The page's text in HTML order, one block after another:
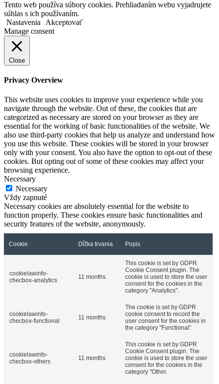
Tento web používa súbory cookies. Prehliadaním webu vyjadrujete
súhlas s ich používaním.
Nastavenia
Akceptovať
Manage consent
Close
Privacy Overview
This website uses cookies to improve your experience while you
navigate through the website. Out of these, the cookies that are
categorized as necessary are stored on your browser as they are
essential for the working of basic functionalities of the website. We
also use third-party cookies that help us analyze and understand how
you use this website. These cookies will be stored in your browser
only with your consent. You also have the option to opt-out of these
cookies. But opting out of some of these cookies may affect your
browsing experience.
Necessary
Necessary
Vždy zapnuté
Necessary cookies are absolutely essential for the website to
function properly. These cookies ensure basic functionalities and
security features of the website, anonymously.
Cookie Dĺžka trvania Popis
cookielawinfo-
checbox-analytics
11 months
This cookie is set by GDPR
Cookie Consent plugin. The
cookie is used to store the user
consent for the cookies in the
category "Analytics".
cookielawinfo-
checbox-functional
11 months
The cookie is set by GDPR
cookie consent to record the
user consent for the cookies in
the category "Functional".
cookielawinfo-
checbox-others
11 months
This cookie is set by GDPR
Cookie Consent plugin. The
cookie is used to store the user
consent for the cookies in the
category "Other.